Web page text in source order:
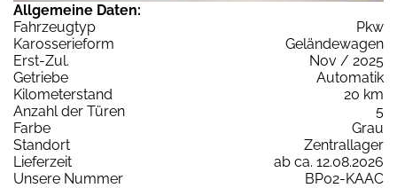
Allgemeine Daten:
Fahrzeugtyp
Pkw
Karosserieform
Geländewagen
Erst-Zul.
Nov / 2025
Getriebe
Automatik
Kilometerstand
20 km
Anzahl der Türen
5
Farbe
Grau
Standort
Zentrallager
Lieferzeit
ab ca. 12.08.2026
Unsere Nummer
BP02-KAAC